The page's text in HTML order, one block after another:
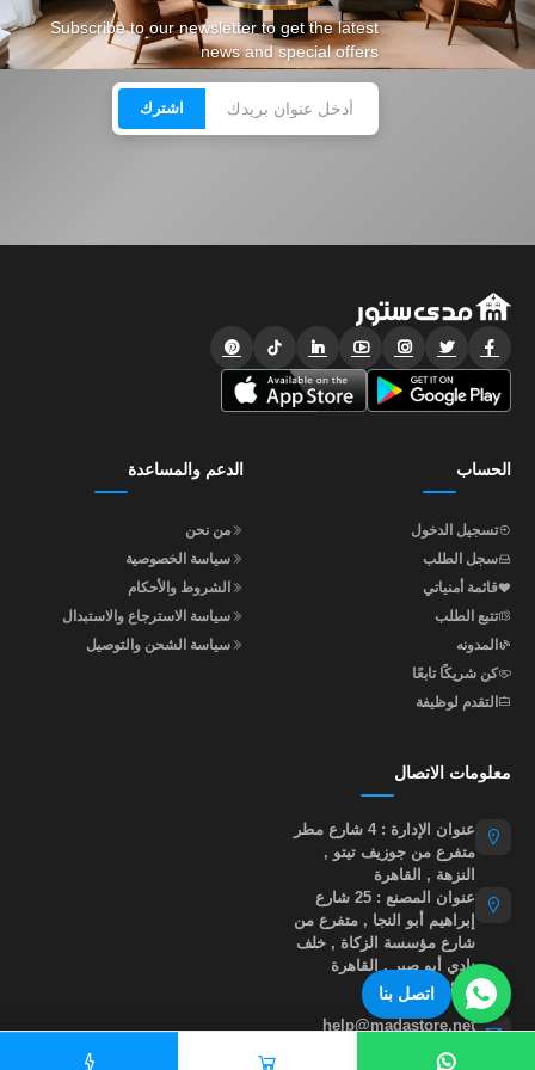
اتصل بنا
Subscribe to our newsletter to get the latest
news and special offers
اشترك
الحساب
تسجيل الدخول
سجل الطلب
قائمة أمنياتي
تتبع الطلب
المدونه
كن شريكًا تابعًا
التقدم لوظيفة
الدعم والمساعدة
من نحن
سياسة الخصوصية
الشروط والأحكام
سياسة الاسترجاع والاستبدال
سياسة الشحن والتوصيل
معلومات الاتصال
عنوان الإدارة : 4 شارع مطر
متفرع من جوزيف تيتو ,
النزهة , القاهرة
عنوان المصنع : 25 شارع
إبراهيم أبو النجا , متفرع من
شارع مؤسسة الزكاة , خلف
نادي أبو صير , القاهرة
01015535855
help@madastore.net